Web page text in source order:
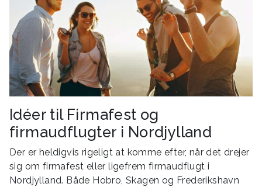
Idéer til Firmafest og
firmaudflugter i Nordjylland
Der er heldigvis rigeligt at komme efter, når det drejer
sig om firmafest eller ligefrem firmaudflugt i
Nordjylland. Både Hobro, Skagen og Frederikshavn